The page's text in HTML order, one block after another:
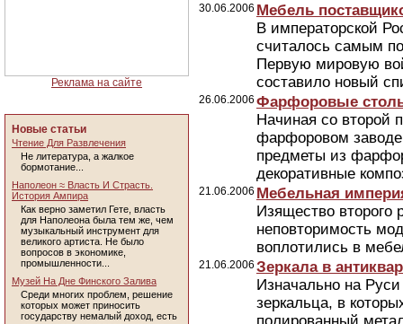
Реклама на сайте
Новые статьи
Чтение Для Развлечения
Не литература, а жалкое
бормотание...
Наполеон ≈ Власть И Страсть.
История Ампира
Как верно заметил Гете, власть
для Наполеона была тем же, чем
музыкальный инструмент для
великого артиста. Не было
вопросов в экономике,
промышленности...
Музей На Дне Финского Залива
Среди многих проблем, решение
которых может приносить
государству немалый доход, есть
30.06.2006 Мебель
В императорской
считалось самым
Первую мировую
составило новый
26.06.2006 Фарфоровые
Начиная со второй
фарфоровом заводе
предметы из
декоративные
21.06.2006 Мебельная
Изящество второго
неповторимость
воплотились в
21.06.2006 Зеркала в
Изначально на
зеркальца, в